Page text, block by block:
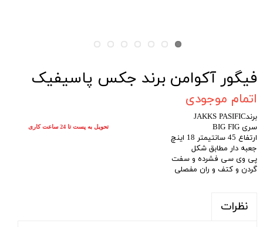
فیگور آکوامن برند جکس پاسیفیک
اتمام موجودی
برندJAKKS PASIFIC
سری BIG FIG
ارتفاع 45 سانتیمتر 18 اینچ
جعبه دار مطابق شکل
پی وی سی فشرده و سفت
گردن و کتف و ران مفصلی
نظرات
تحویل به پست تا 24 ساعت کاری